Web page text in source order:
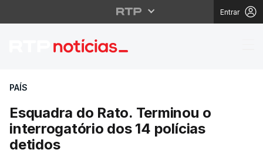
Entrar
Esquadra do Rato.
PAÍS
Esquadra do Rato. Terminou o
interrogatório dos 14 polícias
detidos